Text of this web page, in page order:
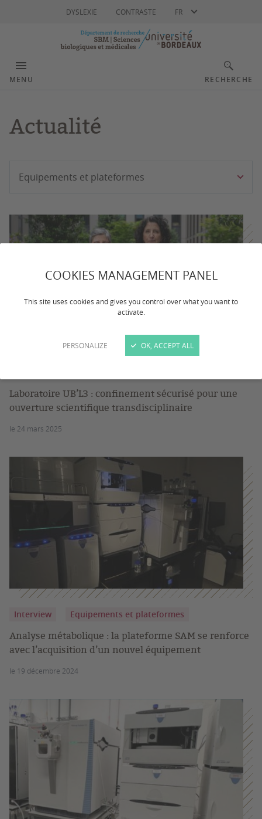
COOKIES MANAGEMENT PANEL
This site uses cookies and gives you control over what you want to
activate.
PERSONALIZE OK, ACCEPT ALL
DYSLEXIE CONTRASTE FR
MENU RECHERCHE
Actualité
Equipements et plateformes
Laboratoire UB’L3 : confinement sécurisé pour une
ouverture scientifique transdisciplinaire
le 24 mars 2025
Interview Equipements et plateformes
Analyse métabolique : la plateforme SAM se renforce
avec l’acquisition d’un nouvel équipement
le 19 décembre 2024